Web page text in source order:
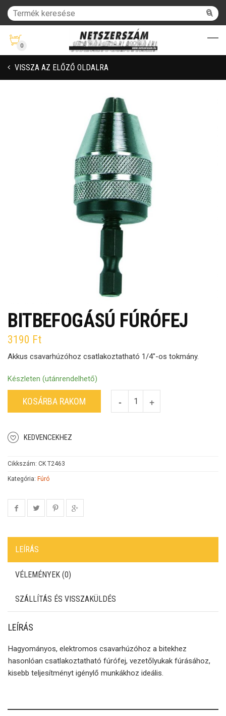
0
VISSZA AZ ELŐZŐ OLDALRA
BITBEFOGÁSÚ FÚRÓFEJ
3190 Ft
Akkus csavarhúzóhoz csatlakoztatható 1/4″-os tokmány.
Készleten (utánrendelhető)
KOSÁRBA RAKOM
KEDVENCEKHEZ
Cikkszám: CK T2463
Kategória: Fúró
LEÍRÁS
VÉLEMÉNYEK (0)
SZÁLLÍTÁS ÉS VISSZAKÜLDÉS
LEÍRÁS
Hagyományos, elektromos csavarhúzóhoz a bitekhez
hasonlóan csatlakoztatható fúrófej, vezetőlyukak fúrásához,
kisebb teljesítményt igénylő munkákhoz ideális.